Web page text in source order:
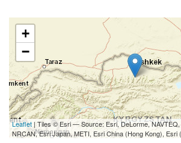
+
−
Leaflet | Tiles © Esri — Source: Esri, DeLorme,
NRCAN, Esri Japan, METI, Esri China (Hong Kong), Esri